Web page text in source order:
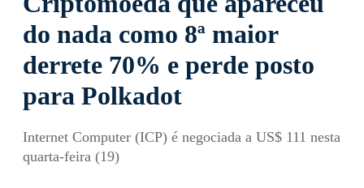
do nada como 8ª maior
derrete 70% e perde posto
para Polkadot
Internet Computer (ICP) é negociada a US$ 111 nesta
quarta-feira (19)